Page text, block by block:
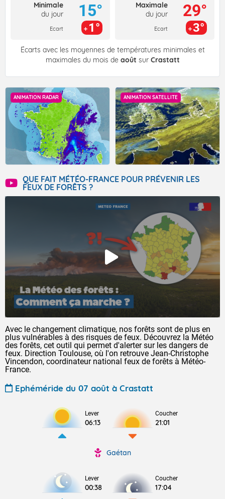
Minimale
du jour
Ecart
15°
1°
Maximale
du jour
Ecart
29°
3°
Écarts avec les moyennes de températures minimales et
maximales du mois de août sur Crastatt
ANIMATION RADAR ANIMATION SATELLITE
QUE FAIT MÉTÉO-FRANCE POUR PRÉVENIR LES
FEUX DE FORÊTS ?
Avec le changement climatique, nos forêts sont de plus en
plus vulnérables à des risques de feux. Découvrez la Météo
des forêts, cet outil qui permet d'alerter sur les dangers de
feux. Direction Toulouse, où l'on retrouve Jean-Christophe
Vincendon, coordinateur national feux de forêts à Météo-
France.
Ephéméride du 07 août à Crastatt
Lever
06:13
Coucher
21:01
Gaétan
Lever
00:38
Coucher
17:04